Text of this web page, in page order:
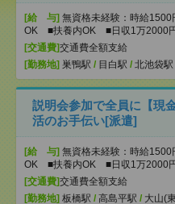
[給 与] 無資格未経験：時給
OK ■扶養内OK ■日収1万2000
[交通費]交通費全額支給
[勤務地] 巣鴨駅 / 目白駅 / 北池袋駅
説明会参加で全員に【現
活のお手伝い[派遣]
[給 与] 無資格未経験：時給
OK ■扶養内OK ■日収1万2000
[交通費]交通費全額支給
[勤務地] 板橋駅 / 高島平駅 / 大山(